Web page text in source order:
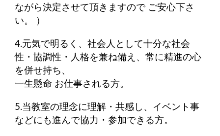
ながら決定させて頂きますので ご安心下さ
い。 ）
4.元気で明るく、社会人として十分な社会
性・協調性・人格を兼ね備え、常に精進の心
を併せ持ち、
一生懸命 お仕事される方。
5.当教室の理念に理解・共感し、イベント事
などにも進んで協力・参加できる方。